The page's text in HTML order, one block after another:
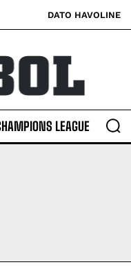
DATO HAVOLINE
LEAGUE